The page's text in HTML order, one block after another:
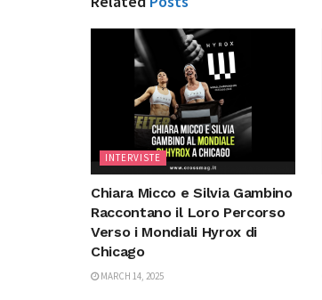
INTERVISTE
Chiara Micco e Silvia Gambino
Raccontano il Loro Percorso
Verso i Mondiali Hyrox di
Chicago
MARCH 14, 2025